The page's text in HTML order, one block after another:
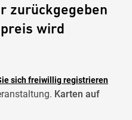
zurückgegeben
wird
sich freiwillig registrieren
Karten auf